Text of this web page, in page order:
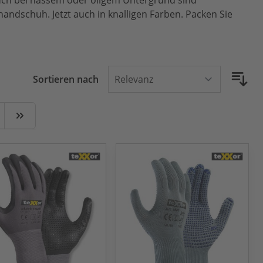
Jetzt auch in knalligen Farben. Packen Sie
Sortieren nach
Zuletzt